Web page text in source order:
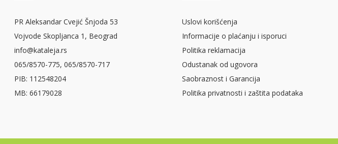
PR Aleksandar Cvejić Šnjoda 53
Vojvode Skopljanca 1, Beograd
info@kataleja.rs
065/8570-775, 065/8570-717
PIB: 112548204
MB: 66179028
Uslovi korišćenja
Informacije o plaćanju i isporuci
Politika reklamacija
Odustanak od ugovora
Saobraznost i Garancija
Politika privatnosti i zaštita podataka